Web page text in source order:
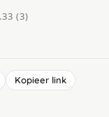
(3)
Kopieer link